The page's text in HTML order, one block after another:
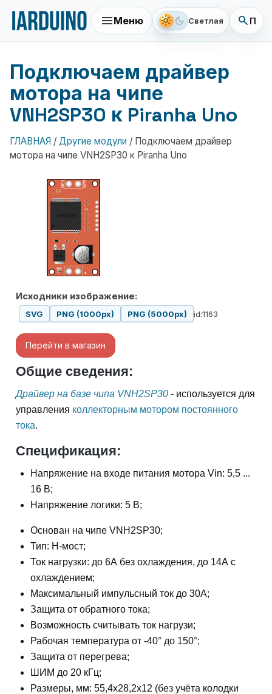
menuМеню light_mode dark_mode Светлая search
Подключаем драйвер
мотора на чипе
VNH2SP30 к Piranha Uno
ГЛАВНАЯ / Другие модули / Подключаем драйвер
мотора на чипе VNH2SP30 к Piranha Uno
Исходники изображение:
SVG PNG (1000px) PNG (5000px) id:1163
Перейти в магазин
Общие сведения:
Драйвер на базе чипа VNH2SP30 - используется для
управления коллекторным мотором постоянного
тока.
Спецификация:
Напряжение на входе питания мотора Vin: 5,5 ...
16 В;
Напряжение логики: 5 В;
Основан на чипе VNH2SP30;
Тип: Н-мост;
Ток нагрузки: до 6А без охлаждения, до 14А с
охлаждением;
Максимальный импульсный ток до 30А;
Защита от обратного тока;
Возможность считывать ток нагрузи;
Рабочая температура от -40° до 150°;
Защита от перегрева;
ШИМ до 20 кГц;
Размеры, мм: 55,4х28,2х12 (без учёта колодки